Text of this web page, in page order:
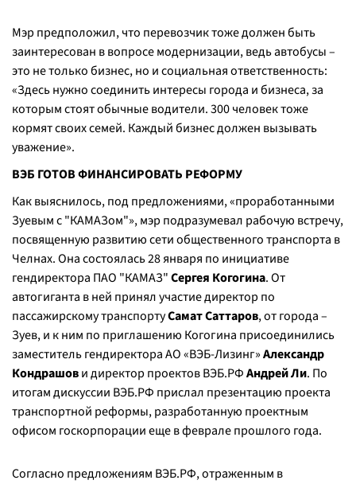
Мэр предположил, что перевозчик тоже должен быть
заинтересован в вопросе модернизации, ведь автобусы –
это не только бизнес, но и социальная ответственность:
«Здесь нужно соединить интересы города и бизнеса, за
которым стоят обычные водители. 300 человек тоже
кормят своих семей. Каждый бизнес должен вызывать
уважение».
ВЭБ ГОТОВ ФИНАНСИРОВАТЬ РЕФОРМУ
Как выяснилось, под предложениями, «проработанными
Зуевым с "КАМАЗом"», мэр подразумевал рабочую встречу,
посвященную развитию сети общественного транспорта в
Челнах. Она состоялась 28 января по инициативе
гендиректора ПАО "КАМАЗ"Сергея Когогина. От
автогиганта в ней принял участие директор по
пассажирскому транспортуСамат Саттаров, от города –
Зуев, и к ним по приглашению Когогина присоединились
заместитель гендиректора АО «ВЭБ-Лизинг»Александр
Кондрашови директор проектов ВЭБ.РФАндрей Ли. По
итогам дискуссии ВЭБ.РФ прислал презентацию проекта
транспортной реформы, разработанную проектным
офисом госкорпорации еще в феврале прошлого года.
Согласно предложениям ВЭБ.РФ, отраженным в